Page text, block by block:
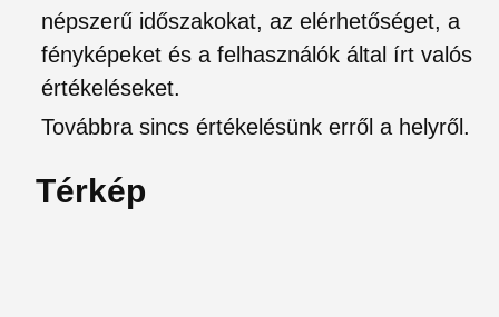
népszerű időszakokat, az elérhetőséget, a
fényképeket és a felhasználók által írt valós
értékeléseket.
Továbbra sincs értékelésünk erről a helyről.
Térkép